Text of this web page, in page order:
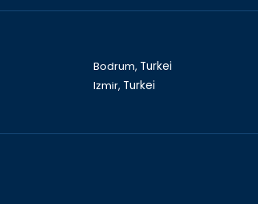
Bodrum, Turkei
Izmir, Turkei